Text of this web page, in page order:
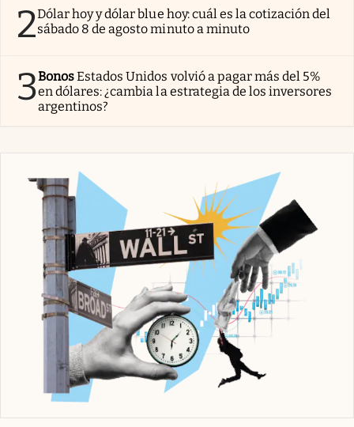
2Dólar hoy y dólar blue hoy: cuál es la cotización del
sábado 8 de agosto minuto a minuto
3BonosEstados Unidos volvió a pagar más del 5%
en dólares: ¿cambia la estrategia de los inversores
argentinos?